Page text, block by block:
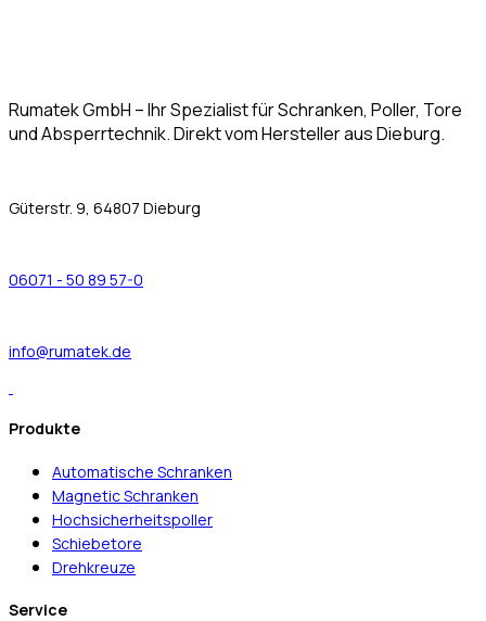
Rumatek GmbH – Ihr Spezialist für Schranken, Poller, Tore
und Absperrtechnik. Direkt vom Hersteller aus Dieburg.
Güterstr. 9, 64807 Dieburg
06071 - 50 89 57-0
info@rumatek.de
Produkte
Automatische Schranken
Magnetic Schranken
Hochsicherheitspoller
Schiebetore
Drehkreuze
Service